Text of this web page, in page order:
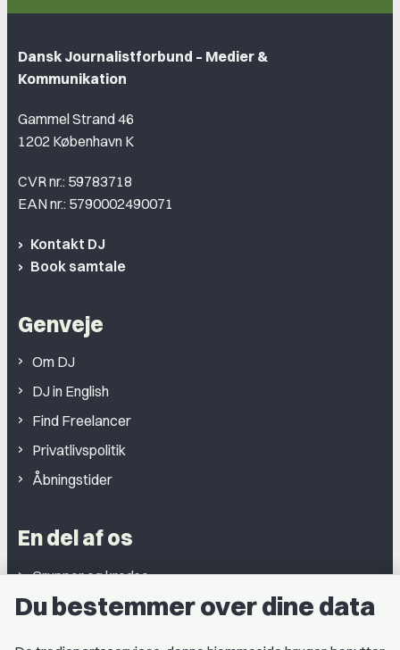
Dansk Journalistforbund – Medier &
Kommunikation
Gammel Strand 46
1202 København K
CVR nr.: 59783718
EAN nr.: 5790002490071
Kontakt DJ
Book samtale
Genveje
Om DJ
DJ in English
Find Freelancer
Privatlivspolitik
Åbningstider
En del af os
Grupper og kredse
Studentergrupper
Du bestemmer over dine data